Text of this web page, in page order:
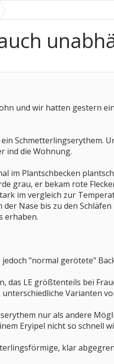
und wir hatten gestern
Schmetterlingserythem.
ind die Wohnung.
im Plantschbecken
grau, er bekam rote
im vergleich zur
Nase bis zu den
erhaben.
"normal gerötete"
das LE größtenteils bei
Varianten
nur als andere
Eryipel nicht so schnell
klar